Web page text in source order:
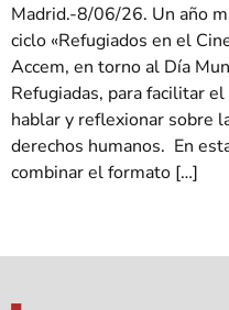
Madrid.-8/06/26. Un año
ciclo «Refugiados en el
Accem, en torno al Día
Refugiadas, para facilitar
hablar y reflexionar sobre
derechos humanos. En
combinar el formato […]